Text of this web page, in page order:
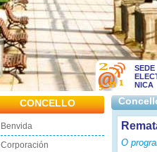
SEDE
NICA
CONCELLO
Benvida
Corporación
O